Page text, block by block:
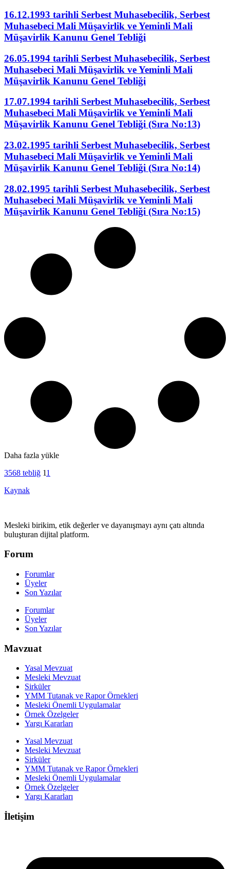
16.12.1993 tarihli Serbest Muhasebecilik, Serbest
Muhasebeci Mali Müşavirlik ve Yeminli Mali
Müşavirlik Kanunu Genel Tebliği
26.05.1994 tarihli Serbest Muhasebecilik, Serbest
Muhasebeci Mali Müşavirlik ve Yeminli Mali
Müşavirlik Kanunu Genel Tebliği
17.07.1994 tarihli Serbest Muhasebecilik, Serbest
Muhasebeci Mali Müşavirlik ve Yeminli Mali
Müşavirlik Kanunu Genel Tebliği (Sıra No:13)
23.02.1995 tarihli Serbest Muhasebecilik, Serbest
Muhasebeci Mali Müşavirlik ve Yeminli Mali
Müşavirlik Kanunu Genel Tebliği (Sıra No:14)
28.02.1995 tarihli Serbest Muhasebecilik, Serbest
Muhasebeci Mali Müşavirlik ve Yeminli Mali
Müşavirlik Kanunu Genel Tebliği (Sıra No:15)
Daha fazla yükle
3568 tebliğ 11
Kaynak
Mesleki birikim, etik değerler ve dayanışmayı aynı çatı altında
buluşturan dijital platform.
Forum
Forumlar
Üyeler
Son Yazılar
Forumlar
Üyeler
Son Yazılar
Mavzuat
Yasal Mevzuat
Mesleki Mevzuat
Sirküler
YMM Tutanak ve Rapor Örnekleri
Mesleki Önemli Uygulamalar
Örnek Özelgeler
Yargı Kararları
Yasal Mevzuat
Mesleki Mevzuat
Sirküler
YMM Tutanak ve Rapor Örnekleri
Mesleki Önemli Uygulamalar
Örnek Özelgeler
Yargı Kararları
İletişim